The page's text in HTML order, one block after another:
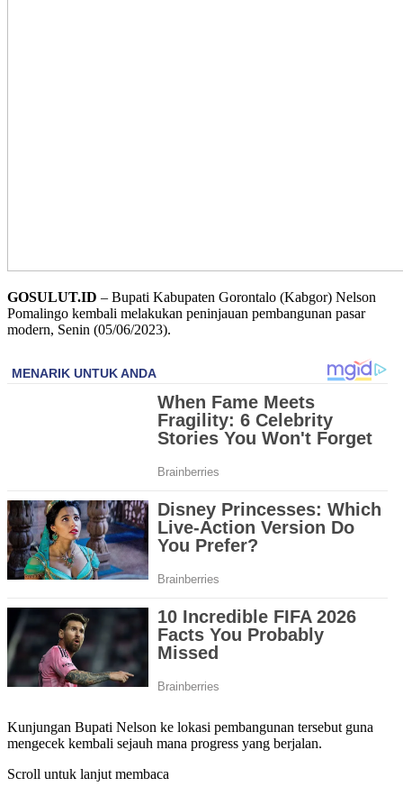
GOSULUT.ID – Bupati Kabupaten Gorontalo (Kabgor) Nelson
Pomalingo kembali melakukan peninjauan pembangunan pasar
modern, Senin (05/06/2023).
Kunjungan Bupati Nelson ke lokasi pembangunan tersebut guna
mengecek kembali sejauh mana progress yang berjalan.
Scroll untuk lanjut membaca